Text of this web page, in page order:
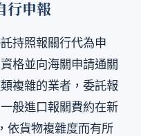
行申報
持照報關行代為申
格並向海關申請通關
複雜的業者，委託報
般進口報關費約在新
依貨物複雜度而有所